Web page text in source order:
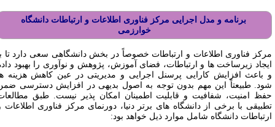
برنامه و مدل اجرایی مرکز فناوری اطلاعات و ارتباطات دانشگاه
خوارزمی
فناوری اطلاعات و ارتباطات خصوصاً در بخش دانشگاهی سعی دارد تا با
زیرساخت ها و ارتباطات، فضای آموزش، پژوهش و نوآوری را بهبود داده
باعث افزایش کارایی پرسنل اجرایی و مدیریتی در عین کاهش هزینه ها
طبیعتاً این مهم بدون توجه به اصول بدیهی در افزایش دسترسی ضمن
امنیت، شفافیت و قابلیت اطمینان امکان پذیر نیست.
طبق مطالعات
با برخی از دانشگاه های برتر دنیا، دورنمای مرکز فناوری اطلاعات و
دانشگاه شامل موارد ذیل خواهد بود: